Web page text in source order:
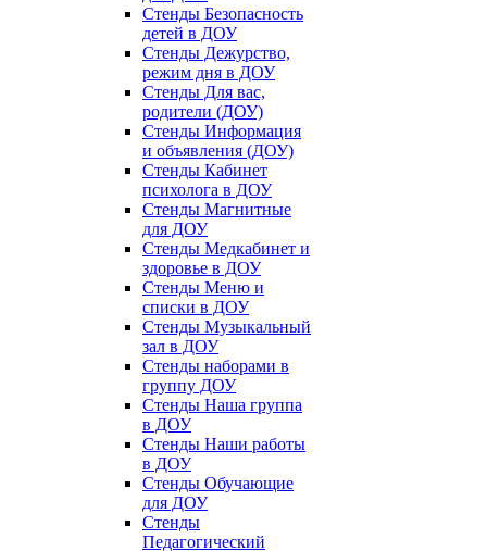
Стенды Безопасность
детей в ДОУ
Стенды Дежурство,
режим дня в ДОУ
Стенды Для вас,
родители (ДОУ)
Стенды Информация
и объявления (ДОУ)
Стенды Кабинет
психолога в ДОУ
Стенды Магнитные
для ДОУ
Стенды Медкабинет и
здоровье в ДОУ
Стенды Меню и
списки в ДОУ
Стенды Музыкальный
зал в ДОУ
Стенды наборами в
группу ДОУ
Стенды Наша группа
в ДОУ
Стенды Наши работы
в ДОУ
Стенды Обучающие
для ДОУ
Стенды
Педагогический